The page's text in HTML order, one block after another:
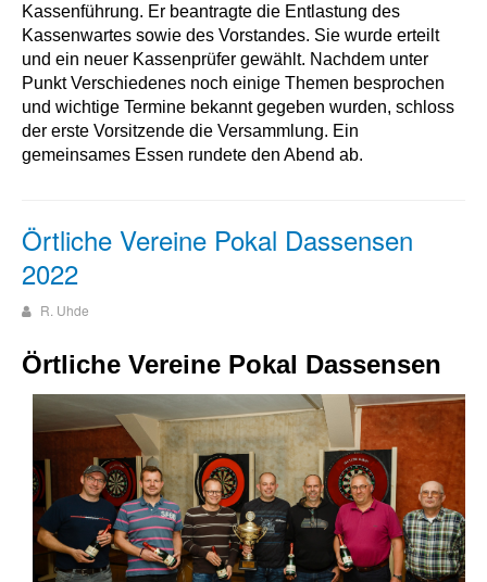
Kassenführung. Er beantragte die Entlastung des
Kassenwartes sowie des Vorstandes. Sie wurde erteilt
und ein neuer Kassenprüfer gewählt. Nachdem unter
Punkt Verschiedenes noch einige Themen besprochen
und wichtige Termine bekannt gegeben wurden, schloss
der erste Vorsitzende die Versammlung. Ein
gemeinsames Essen rundete den Abend ab.
Örtliche Vereine Pokal Dassensen
2022
R. Uhde
Örtliche Vereine Pokal Dassensen